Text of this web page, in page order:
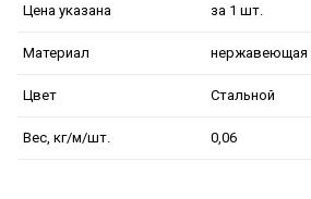
Цена указана за 1 шт.
Материал нержавеющая
Цвет Стальной
Вес, кг/м/шт. 0,06